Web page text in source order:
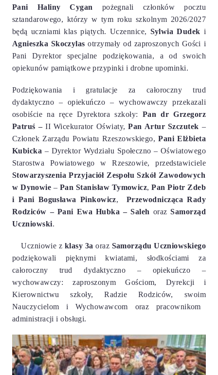
Pani Haliny Cygan
pożegnali członków pocztu
sztandarowego, którzy w tym roku szkolnym 2026/2027
będą uczniami klas piątych. Uczennice, Sylwia Dudek i
Agnieszka Skoczylas otrzymały od zaproszonych Gości i
Pani Dyrektor specjalne podziękowania, a od swoich
opiekunów pamiątkowe przypinki i drobne upominki.
Podziękowania i gratulacje za całoroczny trud
dydaktyczno – opiekuńczo – wychowawczy przekazali
osobiście na ręce Dyrektora szkoły: Pan dr Grzegorz
Patruś –II Wicekurator Oświaty,Pan Artur Szczutek –
Członek Zarządu Powiatu Rzeszowskiego,Pani Elżbieta
Kubicka – Dyrektor Wydziału Społeczno – Oświatowego
Starostwa Powiatowego w Rzeszowie, przedstawiciele
Stowarzyszenia Przyjaciół Zespołu Szkół Zawodowych
w Dynowie – Pan Stanisław Tymowicz,Pan Piotr Zdeb
i Pani Bogusława Pinkowicz,
Przewodnicząca Rady
Rodziców – Pani Ewa Hubka – Saleh oraz Samorząd
Uczniowski.
Uczniowie z klasy 3a oraz Samorządu Uczniowskiego
podziękowali pięknymi kwiatami, słodkościami za
całoroczny trud dydaktyczno – opiekuńczo –
wychowawczy: zaproszonym Gościom, Dyrekcji i
Kierownictwu szkoły,Radzie Rodziców,
swoim
Nauczycielom i Wychowawcom oraz pracownikom
administracji i obsługi.